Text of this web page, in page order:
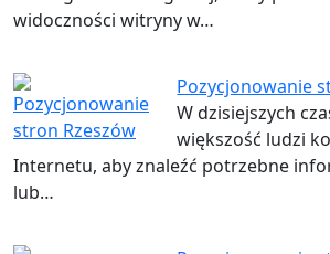
widoczności witryny w…
Pozycjonowanie
W dzisiejszych
większość ludzi
Internetu, aby znaleźć potrzebne
lub…